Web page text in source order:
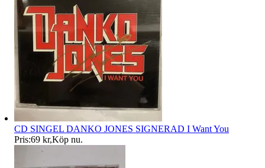
CD SINGEL DANKO JONES SIGNERAD I Want You
Pris:69 kr,Köp nu.